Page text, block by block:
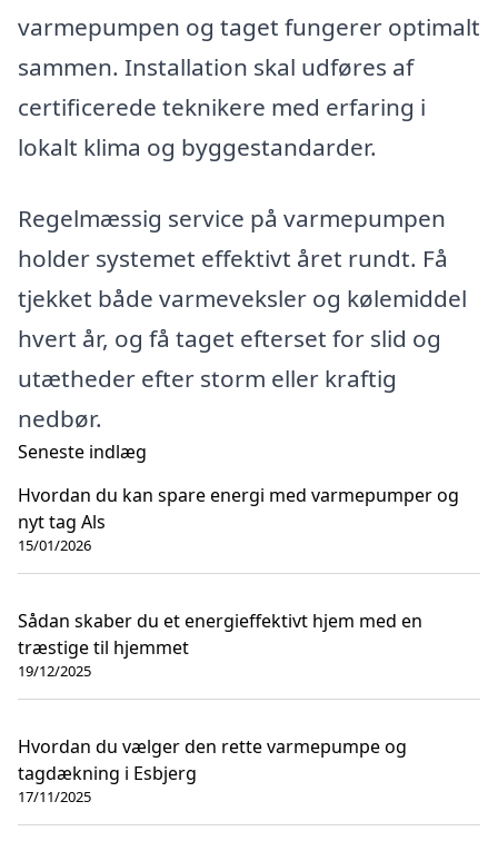
varmepumpen og taget fungerer optimalt
sammen. Installation skal udføres af
certificerede teknikere med erfaring i
lokalt klima og byggestandarder.
Regelmæssig service på varmepumpen
holder systemet effektivt året rundt. Få
tjekket både varmeveksler og kølemiddel
hvert år, og få taget efterset for slid og
utætheder efter storm eller kraftig
nedbør.
Seneste indlæg
Hvordan du kan spare energi med varmepumper og
nyt tag Als
15/01/2026
Sådan skaber du et energieffektivt hjem med en
træstige til hjemmet
19/12/2025
Hvordan du vælger den rette varmepumpe og
tagdækning i Esbjerg
17/11/2025